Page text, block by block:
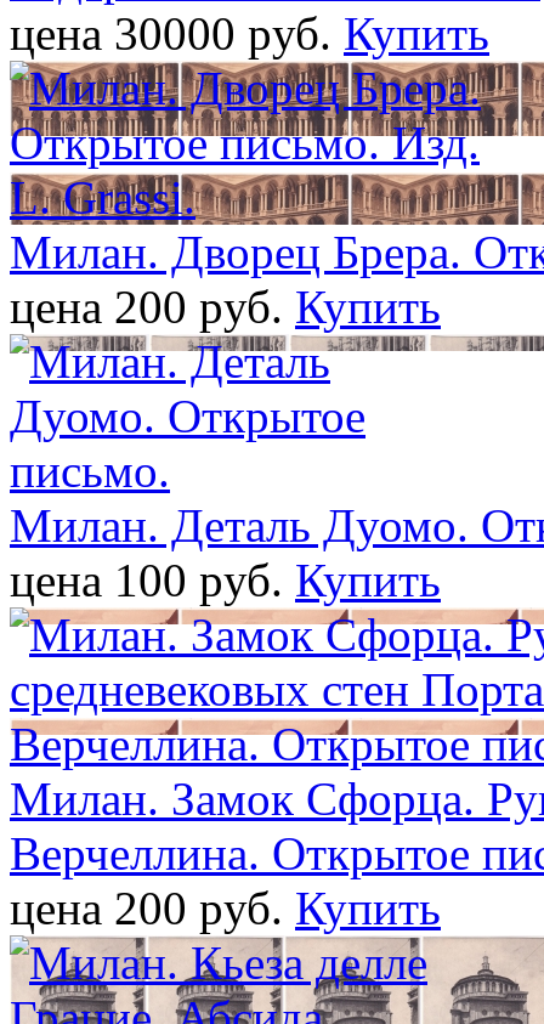
цена 30000 pуб. Купить
Милан. Дворец Брера.
цена 200 pуб. Купить
Милан. Деталь Дуомо.
цена 100 pуб. Купить
Милан. Замок Сфорца.
Верчеллина. Открытое
цена 200 pуб. Купить